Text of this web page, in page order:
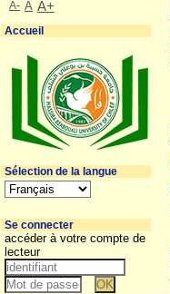
A- A A+
Accueil
Sélection de la langue
Se connecter
accéder à votre compte de
lecteur